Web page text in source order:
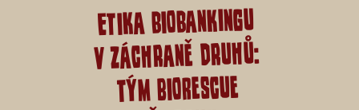
Etika biobankingu
v záchraně druhů:
Tým BioRescue